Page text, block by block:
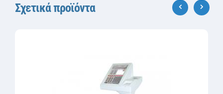
Σχετικά προϊόντα